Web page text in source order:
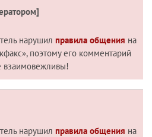
нарушил правила общения на
поэтому его комментарий
взаимовежливы!
нарушил правила общения на